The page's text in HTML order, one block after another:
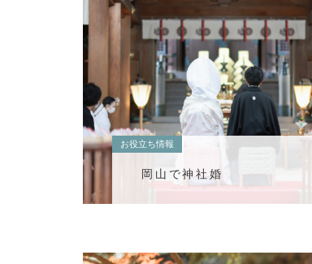
お役立ち情報
岡山で神社婚